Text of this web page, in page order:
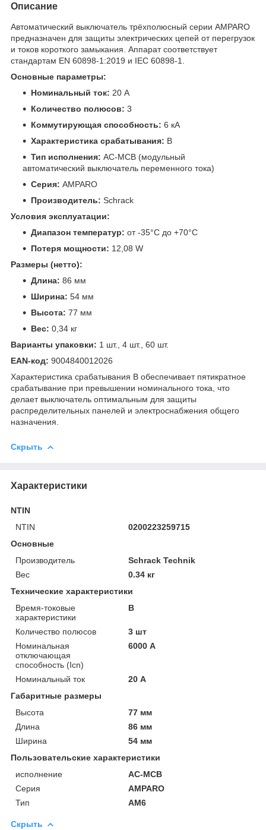
Описание
Автоматический выключатель трёхполюсный серии AMPARO
предназначен для защиты электрических цепей от перегрузок
и токов короткого замыкания. Аппарат соответствует
стандартам EN 60898-1:2019 и IEC 60898-1.
Основные параметры:
Номинальный ток: 20 A
Количество полюсов: 3
Коммутирующая способность: 6 кА
Характеристика срабатывания: B
Тип исполнения: AC-MCB (модульный
автоматический выключатель переменного тока)
Серия: AMPARO
Производитель: Schrack
Условия эксплуатации:
Диапазон температур: от -35°C до +70°C
Потеря мощности: 12,08 W
Размеры (нетто):
Длина: 86 мм
Ширина: 54 мм
Высота: 77 мм
Вес: 0,34 кг
Варианты упаковки: 1 шт., 4 шт., 60 шт.
EAN-код: 9004840012026
Характеристика срабатывания B обеспечивает пятикратное
срабатывание при превышении номинального тока, что
делает выключатель оптимальным для защиты
распределительных панелей и электроснабжения общего
назначения.
Скрыть
Характеристики
NTIN
NTIN
0200223259715
Основные
Производитель
Schrack Technik
Вес
0.34 кг
Технические характеристики
Время-токовые
характеристики
B
Количество полюсов
3 шт
Номинальная
отключающая
способность (Icn)
6000 А
Номинальный ток
20 А
Габаритные размеры
Высота
77 мм
Длина
86 мм
Ширина
54 мм
Пользовательские характеристики
исполнение
AC-MCB
Серия
AMPARO
Тип
AM6
Скрыть